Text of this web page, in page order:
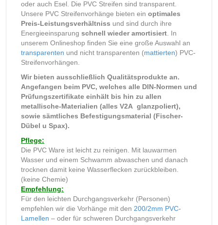
oder auch Esel. Die PVC Streifen sind transparent.
Unsere PVC Streifenvorhänge bieten ein optimales
Preis-Leistungsverhältniss und sind durch ihre
Energieeinsparung schnell wieder amortisiert . In
unserem Onlineshop finden Sie eine große Auswahl an
transparenten und nicht transparenten (mattierten) PVC-
Streifenvorhängen.
Wir bieten ausschließlich Qualitätsprodukte an.
Angefangen beim PVC, welches alle DIN-Normen und
Prüfungszertifikate einhält bis hin zu allen
metallische-Materialien (alles V2A glanzpoliert),
sowie sämtliches Befestigungsmaterial (Fischer-
Dübel u Spax).
Pflege:
Die PVC Ware ist leicht zu reinigen. Mit lauwarmen
Wasser und einem Schwamm abwaschen und danach
trocknen damit keine Wasserflecken zurückbleiben.
(keine Chemie)
Empfehlung:
Für den leichten Durchgangsverkehr (Personen)
empfehlen wir die Vorhänge mit den 200/2mm PVC-
Lamellen – oder für schweren Durchgangsverkehr